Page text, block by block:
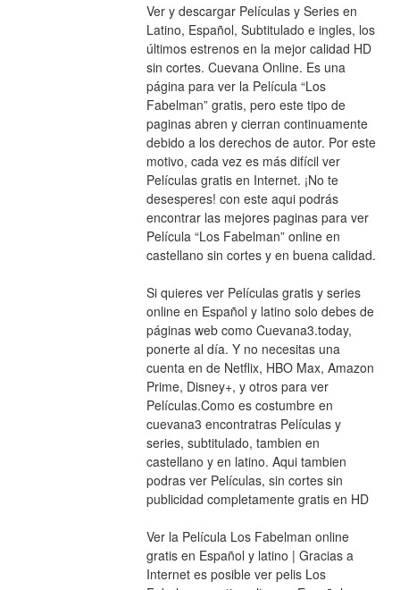
Ver y descargar Películas y Series en
Latino, Español, Subtitulado e ingles, los
últimos estrenos en la mejor calidad HD
sin cortes. Cuevana Online. Es una
página para ver la Película “Los
Fabelman” gratis, pero este tipo de
paginas abren y cierran continuamente
debido a los derechos de autor. Por este
motivo, cada vez es más difícil ver
Películas gratis en Internet. ¡No te
desesperes! con este aqui podrás
encontrar las mejores paginas para ver
Película “Los Fabelman” online en
castellano sin cortes y en buena calidad.
Si quieres ver Películas gratis y series
online en Español y latino solo debes de
páginas web como Cuevana3.today,
ponerte al día. Y no necesitas una
cuenta en de Netflix, HBO Max, Amazon
Prime, Disney+, y otros para ver
Películas.Como es costumbre en
cuevana3 encontratras Películas y
series, subtitulado, tambien en
castellano y en latino. Aqui tambien
podras ver Películas, sin cortes sin
publicidad completamente gratis en HD
Ver la Película Los Fabelman online
gratis en Español y latino | Gracias a
Internet es posible ver pelis Los